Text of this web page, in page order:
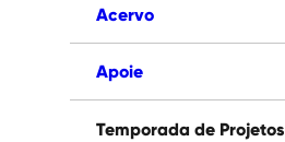
Acervo
Apoie
Temporada de Projetos